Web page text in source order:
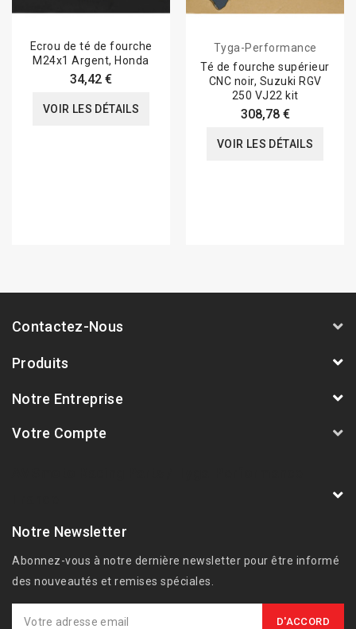
Ecrou de té de fourche
M24x1 Argent, Honda
34,42 €
VOIR LES DÉTAILS
Tyga-Performance
Té de fourche supérieur
CNC noir, Suzuki RGV
250 VJ22 kit
308,78 €
VOIR LES DÉTAILS
Contactez-Nous
Produits
Notre Entreprise
Votre Compte
Notre Newsletter
Abonnez-vous à notre dernière newsletter pour être informé
des nouveautés et remises spéciales.